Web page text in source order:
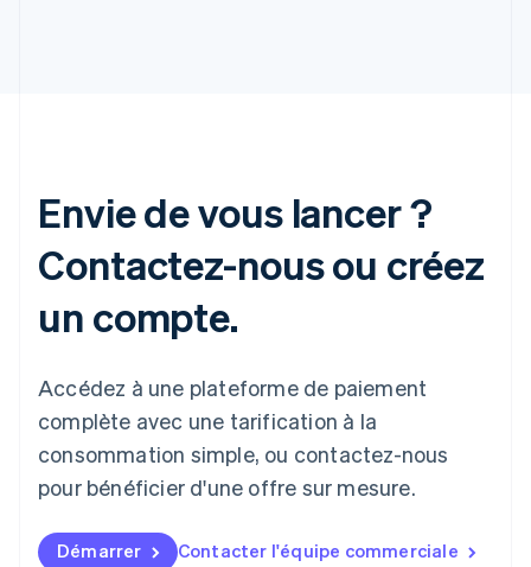
Envie de vous lancer ?
Contactez-nous ou créez
un compte.
Accédez à une plateforme de paiement
complète avec une tarification à la
consommation simple, ou contactez-nous
pour bénéficier d'une offre sur mesure.
Démarrer Contacter l'équipe commerciale